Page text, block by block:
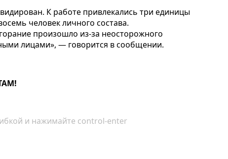
К работе привлекались три единицы
человек личного состава.
произошло из-за неосторожного
лицами», — говорится в сообщении.
и нажимайте control-enter